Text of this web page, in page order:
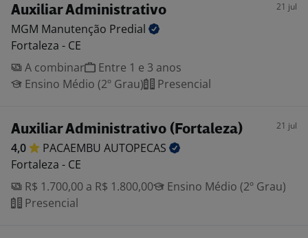
Auxiliar Administrativo 21 jul
MGM Manutenção Predial
Fortaleza - CE
A combinar
Entre 1 e 3 anos
Ensino Médio (2º Grau)
Presencial
Auxiliar Administrativo (Fortaleza) 21 jul
4,0 PACAEMBU AUTOPECAS
Fortaleza - CE
R$ 1.700,00 a R$ 1.800,00
Ensino Médio (2º Grau)
Presencial